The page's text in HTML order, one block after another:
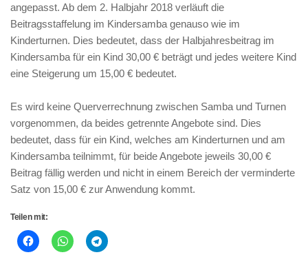
angepasst. Ab dem 2. Halbjahr 2018 verläuft die
Beitragsstaffelung im Kindersamba genauso wie im
Kinderturnen. Dies bedeutet, dass der Halbjahresbeitrag im
Kindersamba für ein Kind 30,00 € beträgt und jedes weitere Kind
eine Steigerung um 15,00 € bedeutet.
Es wird keine Querverrechnung zwischen Samba und Turnen
vorgenommen, da beides getrennte Angebote sind. Dies
bedeutet, dass für ein Kind, welches am Kinderturnen und am
Kindersamba teilnimmt, für beide Angebote jeweils 30,00 €
Beitrag fällig werden und nicht in einem Bereich der verminderte
Satz von 15,00 € zur Anwendung kommt.
Teilen mit: